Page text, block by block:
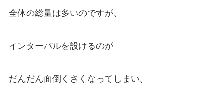
全体の総量は多いのですが、
インターバルを設けるのが
だんだん面倒くさくなってしまい、